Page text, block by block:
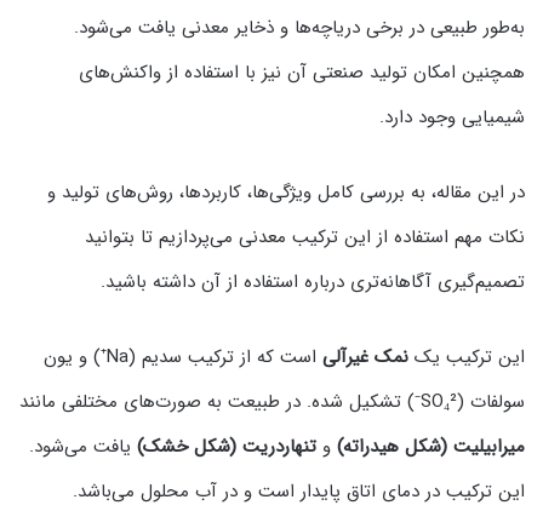
به‌طور طبیعی در برخی دریاچه‌ها و ذخایر معدنی یافت می‌شود.
همچنین امکان تولید صنعتی آن نیز با استفاده از واکنش‌های
شیمیایی وجود دارد.
در این مقاله، به بررسی کامل ویژگی‌ها، کاربردها، روش‌های تولید و
نکات مهم استفاده از این ترکیب معدنی می‌پردازیم تا بتوانید
تصمیم‌گیری آگاهانه‌تری درباره استفاده از آن داشته باشید.
این ترکیب یک نمک غیرآلی
است که از ترکیب سدیم (Na⁺) و یون
سولفات (SO₄²⁻) تشکیل شده. در طبیعت به صورت‌های مختلفی مانند
میرابیلیت (شکل هیدراته) و تنهاردریت (شکل خشک) یافت می‌شود.
این ترکیب در دمای اتاق پایدار است و در آب محلول می‌باشد.